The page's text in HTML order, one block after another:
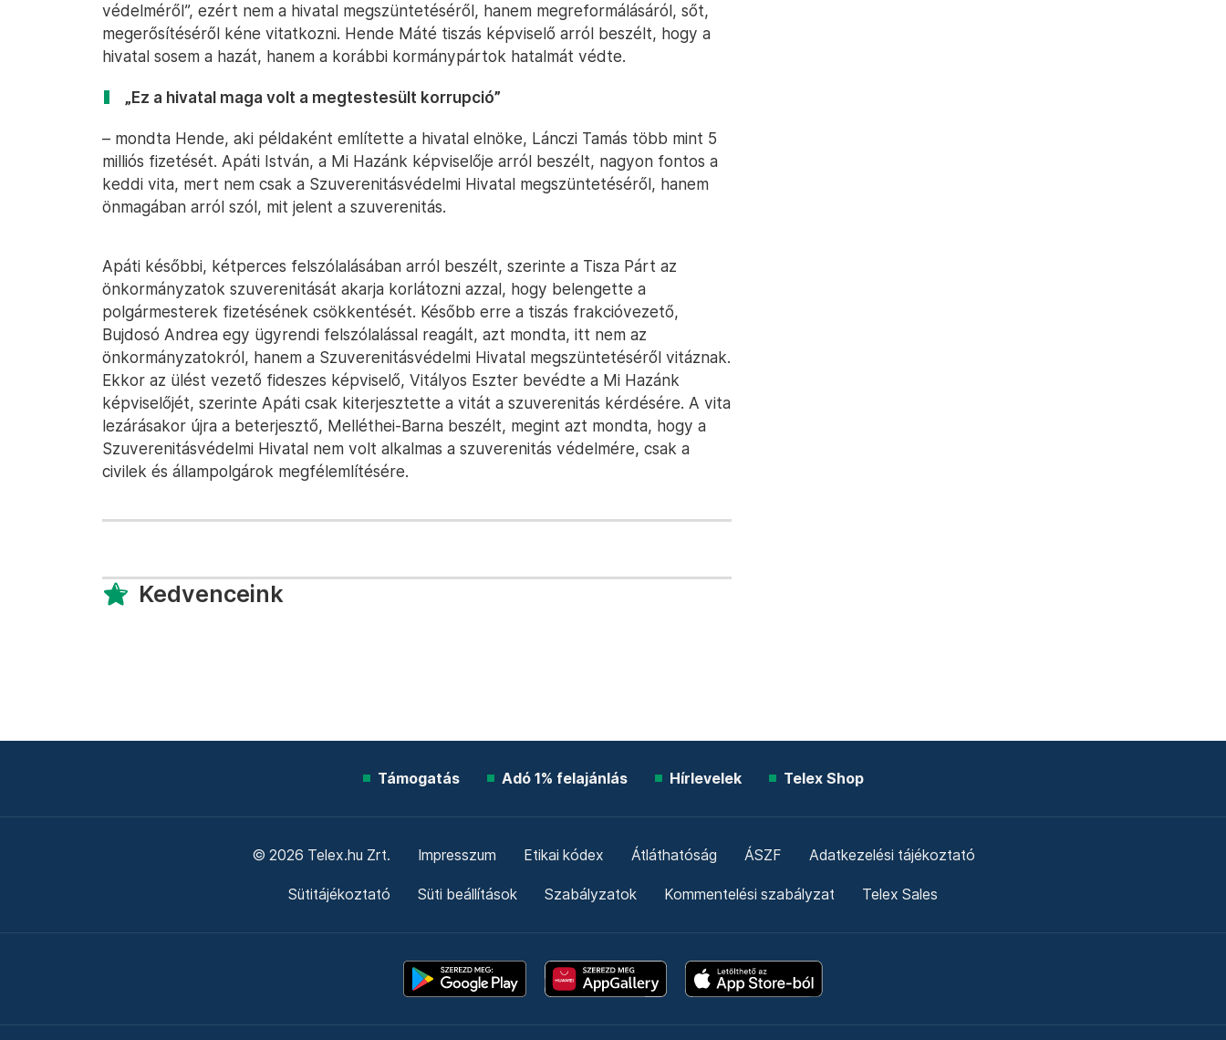
védelméről”, ezért nem a hivatal megszüntetéséről, hanem megreformálásáról, sőt,
megerősítéséről kéne vitatkozni. Hende Máté tiszás képviselő arról beszélt, hogy a
hivatal sosem a hazát, hanem a korábbi kormánypártok hatalmát védte.
„Ez a hivatal maga volt a megtestesült korrupció”
– mondta Hende, aki példaként említette a hivatal elnöke, Lánczi Tamás több mint 5
milliós fizetését. Apáti István, a Mi Hazánk képviselője arról beszélt, nagyon fontos a
keddi vita, mert nem csak a Szuverenitásvédelmi Hivatal megszüntetéséről, hanem
önmagában arról szól, mit jelent a szuverenitás.
Apáti későbbi, kétperces felszólalásában arról beszélt, szerinte a Tisza Párt az
önkormányzatok szuverenitását akarja korlátozni azzal, hogy belengette a
polgármesterek fizetésének csökkentését. Később erre a tiszás frakcióvezető,
Bujdosó Andrea egy ügyrendi felszólalással reagált, azt mondta, itt nem az
önkormányzatokról, hanem a Szuverenitásvédelmi Hivatal megszüntetéséről vitáznak.
Ekkor az ülést vezető fideszes képviselő, Vitályos Eszter bevédte a Mi Hazánk
képviselőjét, szerinte Apáti csak kiterjesztette a vitát a szuverenitás kérdésére. A vita
lezárásakor újra a beterjesztő, Melléthei-Barna beszélt, megint azt mondta, hogy a
Szuverenitásvédelmi Hivatal nem volt alkalmas a szuverenitás védelmére, csak a
civilek és állampolgárok megfélemlítésére.
Kedvenceink
Támogatás Adó 1% felajánlás Hírlevelek Telex Shop
© 2026 Telex.hu Zrt. Impresszum Etikai kódex Átláthatóság ÁSZF Adatkezelési tájékoztató
Sütitájékoztató Süti beállítások Szabályzatok Kommentelési szabályzat Telex Sales